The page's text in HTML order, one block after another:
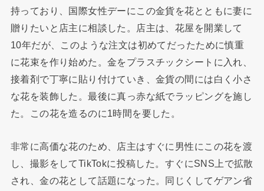
持っており、国際女性デーにこの金貨を花とともに妻に
贈りたいと店主に相談した。店主は、花屋を開業して
10年だが、このような注文は初めてだったために慎重
に花束を作り始めた。金をプラスチックシートに入れ、
接着剤で丁寧に貼り付けていき、金貨の間には白く小さ
な花を装飾した。最後に真っ赤な紙でラッピングを施し
た。この花を造るのに1時間を要した。
非常に高価な花のため、店主はすぐに男性にこの花を渡
し、撮影をしてTikTokに投稿した。すぐにSNS上で拡散
され、金の花として話題になった。同じくしてゲアン省